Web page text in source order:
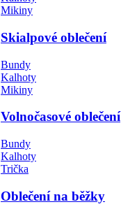
Mikiny
Skialpové oblečení
Bundy
Kalhoty
Mikiny
Volnočasové oblečení
Bundy
Kalhoty
Trička
Oblečení na běžky